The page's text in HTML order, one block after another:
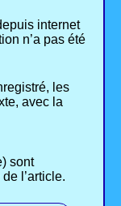
internet
n’a pas été
les
avec la
sont
l’article.